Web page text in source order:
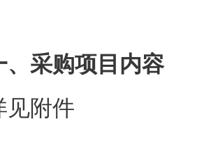
、采购项目内容
见附件